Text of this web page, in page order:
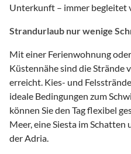
Unterkunft – immer begleitet
Strandurlaub nur wenige
Mit einer Ferienwohnung
Küstennähe sind die Strände
erreicht. Kies- und
ideale Bedingungen zum
können Sie den Tag flexibel
Meer, eine Siesta im
der Adria.